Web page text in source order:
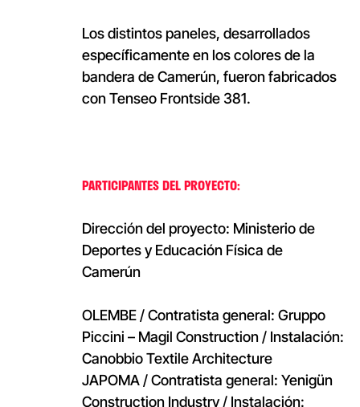
Los distintos paneles, desarrollados
específicamente en los colores de la
bandera de Camerún, fueron fabricados
con Tenseo Frontside 381.
PARTICIPANTES DEL PROYECTO:
Dirección del proyecto: Ministerio de
Deportes y Educación Física de
Camerún
OLEMBE / Contratista general: Gruppo
Piccini – Magil Construction / Instalación:
Canobbio Textile Architecture
JAPOMA / Contratista general: Yenigün
Construction Industry / Instalación: